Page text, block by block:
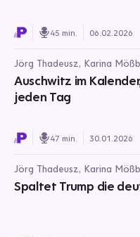
45 min. 06.02.2026
Jörg Thadeusz, Karina
Auschwitz im
jeden Tag
47 min. 30.01.2026
Jörg Thadeusz, Karina
Spaltet Trump die